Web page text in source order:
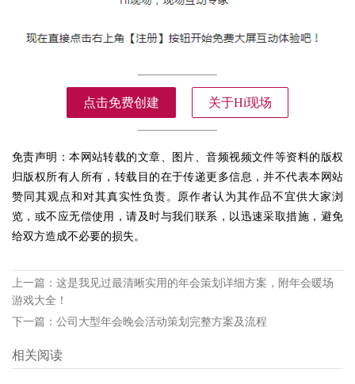
点击免费创建 关于Hi现场
免责声明：本网站转载的文章、图片、音频视频文件等资料的版权
归版权所有人所有，转载目的在于传递更多信息，并不代表本网站
赞同其观点和对其真实性负责。原作者认为其作品不宜供大家浏
览，或不应无偿使用，请及时与我们联系，以迅速采取措施，避免
给双方造成不必要的损失。
上一篇： 这是我见过最清晰实用的年会策划详细方案，附年会暖场
游戏大全！
下一篇： 公司大型年会晚会活动策划完整方案及流程
相关阅读